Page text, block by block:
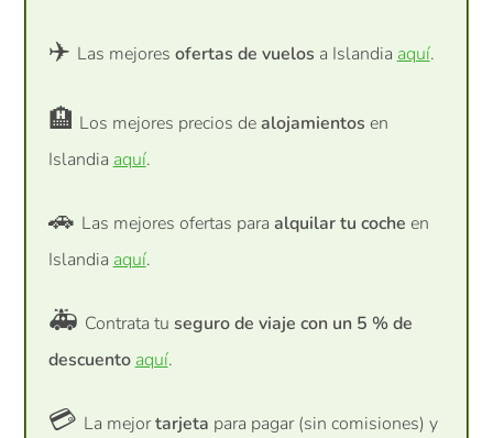
✈️ Las mejores ofertas de vuelos a Islandia aquí.
🏨 Los mejores precios dealojamientos en
Islandia aquí.
🚗 Las mejores ofertas para alquilar tu coche en
Islandia aquí.
🚑 Contrata tu seguro de viaje con un 5 % de
descuento aquí.
💳 La mejortarjeta para pagar (sin comisiones) y